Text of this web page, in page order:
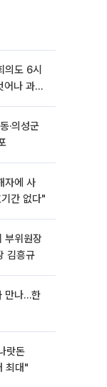
의도 6시
나 과감
·의성군
자에 사
간 없다"
부위원장
김흥규
만나…한
랏돈
최대"